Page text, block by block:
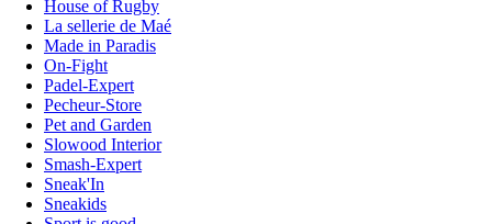
House of Rugby
La sellerie de Maé
Made in Paradis
On-Fight
Padel-Expert
Pecheur-Store
Pet and Garden
Slowood Interior
Smash-Expert
Sneak'In
Sneakids